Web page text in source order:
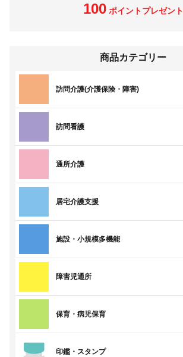
100ポイントプレゼント
商品カテゴリー
訪問介護(介護保険・障害)
訪問看護
通所介護
居宅介護支援
施設・小規模多機能
障害児通所
保育・病児保育
印鑑・スタンプ